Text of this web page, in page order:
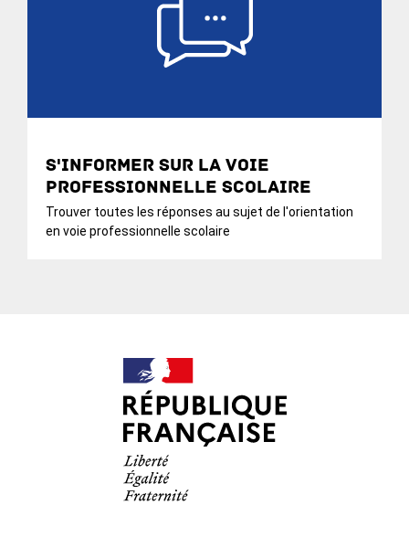
S'informer sur la voie
professionnelle scolaire
Trouver toutes les réponses au sujet de l'orientation
en voie professionnelle scolaire